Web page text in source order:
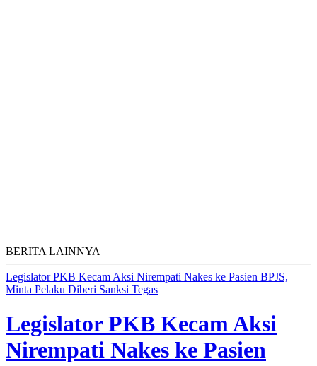
BERITA LAINNYA
Legislator PKB Kecam Aksi Nirempati Nakes ke Pasien BPJS,
Minta Pelaku Diberi Sanksi Tegas
Legislator PKB Kecam Aksi
Nirempati Nakes ke Pasien